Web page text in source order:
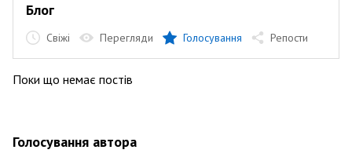
Блог
Свіжі Перегляди Голосування Репости
Поки що немає постів
Голосування автора